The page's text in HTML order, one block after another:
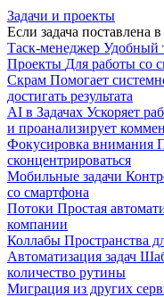
Задачи и проекты
Если задача поставлена
Таск-менеджер Удобный
Проекты Для работы со
Скрам Помогает
достигать результата
AI в Задачах Ускоряет
и проанализирует
Фокусировка внимания
сконцентрироваться
Мобильные задачи
со смартфона
Потоки Простая
компании
Коллабы Пространства
Автоматизация задач
количество рутины
Миграция из других